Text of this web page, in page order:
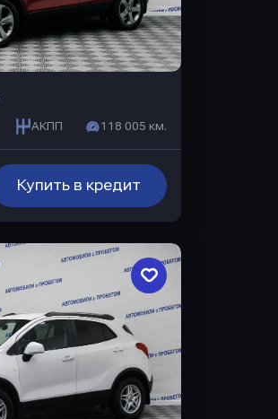
АКПП 118 005 км.
Купить в кредит